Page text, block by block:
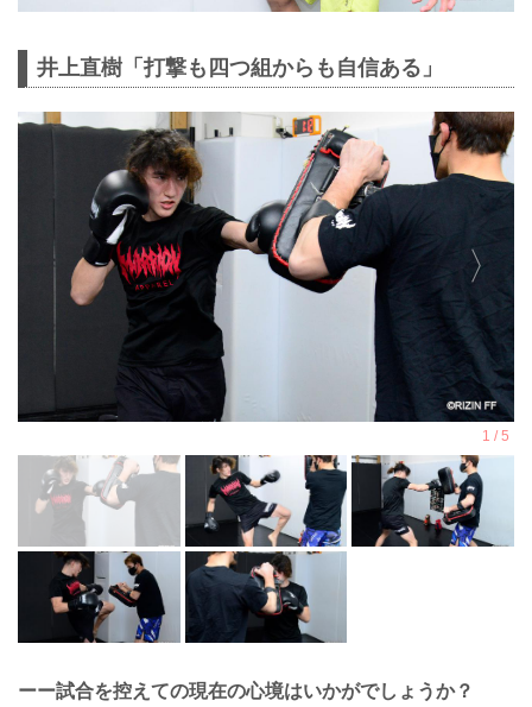
井上直樹「打撃も四つ組からも自信ある」
ーー試合を控えての現在の心境はいかがでしょうか？